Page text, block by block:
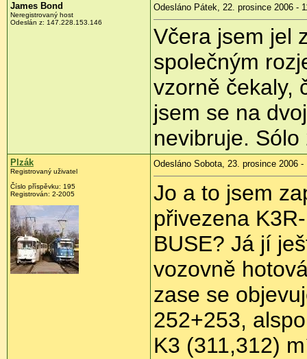
James Bond
Neregistrovaný host
Odeslán z: 147.228.153.146
Odesláno Pátek, 22. prosince 2006 -
Včera jsem jel
společným
vzorně čekaly,
jsem se na
nevibruje.
Plzák
Registrovaný uživatel
Číslo příspěvku: 195
Registrován: 2-2005
Odesláno Sobota, 23. prosince 2006 -
Jo a to jsem
přivezena
BUSE? Já jí
vozovně
zase se
252+253,
K3 (311,312)